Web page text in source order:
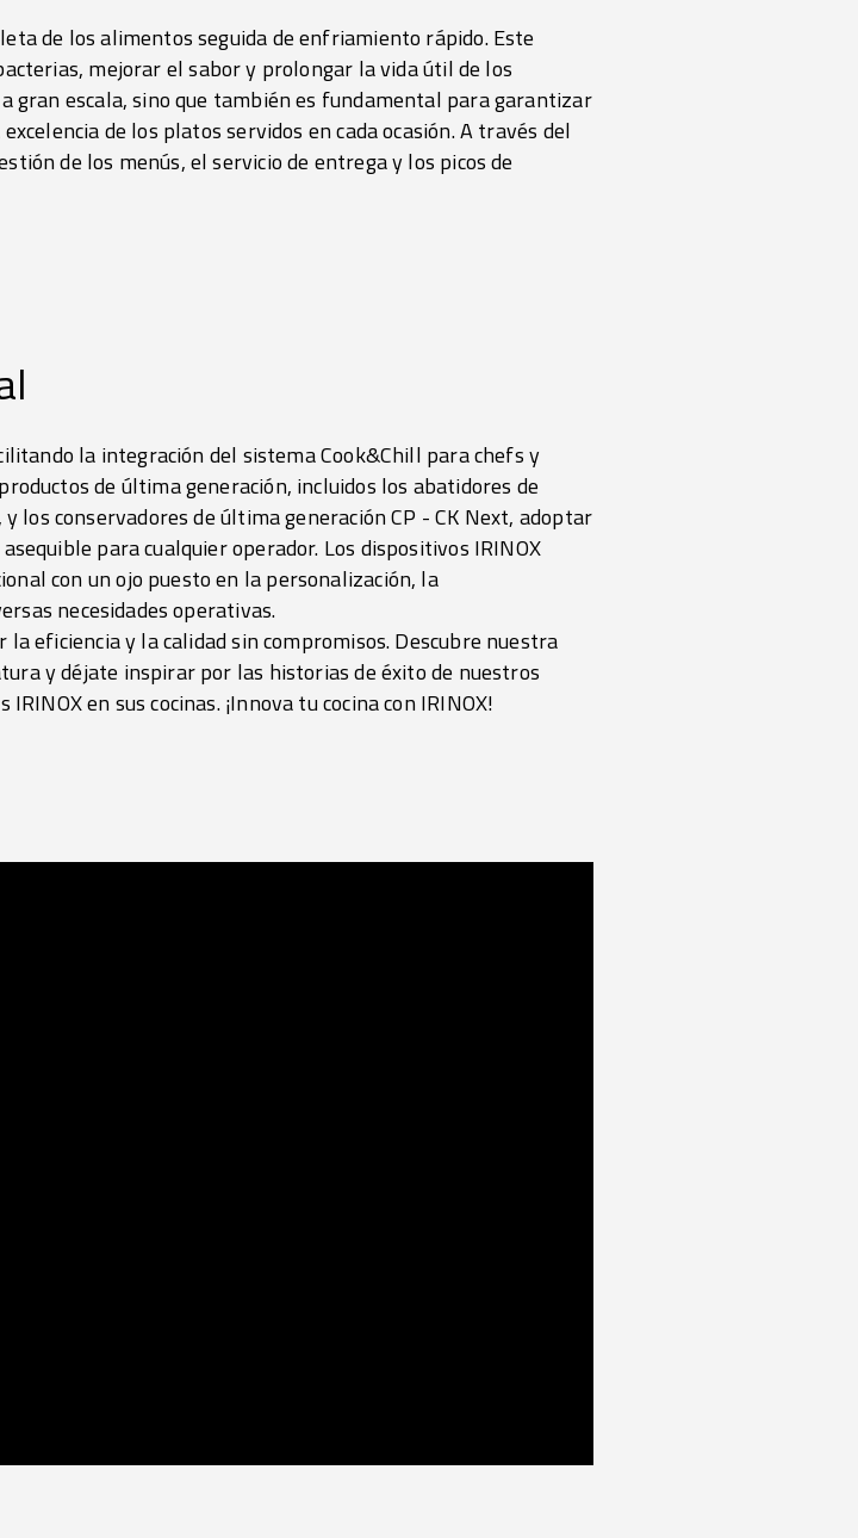
de los alimentos seguida de enfriamiento rápido. Este
mejorar el sabor y prolongar la vida útil de los
gran escala, sino que también es fundamental para garantizar
de los platos servidos en cada ocasión. A través del
de los menús, el servicio de entrega y los picos de
la integración del sistema Cook&Chill para chefs y
de última generación, incluidos los abatidores de
, y los conservadores de última generaciónCP - CK Next, adoptar
para cualquier operador. Los dispositivos IRINOX
con un ojo puesto en la personalización, la
necesidades operativas.
eficiencia y la calidad sin compromisos. Descubre nuestra
y déjate inspirar por las historias de éxito de nuestros
en sus cocinas. ¡Innova tu cocina con IRINOX!